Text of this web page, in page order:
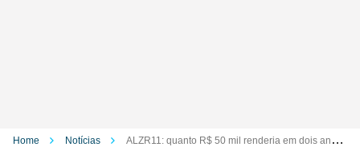
Home Notícias
ALZR11: quanto R$ 50 mil renderia em dois anos?